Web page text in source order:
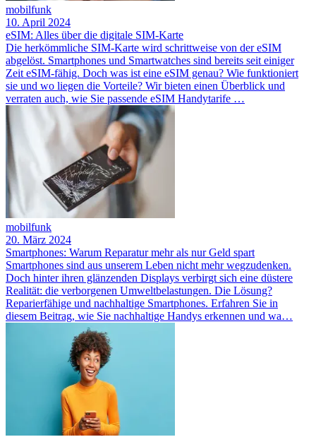
mobilfunk
10. April 2024
eSIM: Alles über die digitale SIM-Karte
Die herkömmliche SIM-Karte wird schrittweise von der eSIM
abgelöst. Smartphones und Smartwatches sind bereits seit einiger
Zeit eSIM-fähig. Doch was ist eine eSIM genau? Wie funktioniert
sie und wo liegen die Vorteile? Wir bieten einen Überblick und
verraten auch, wie Sie passende eSIM Handytarife …
mobilfunk
20. März 2024
Smartphones: Warum Reparatur mehr als nur Geld spart
Smartphones sind aus unserem Leben nicht mehr wegzudenken.
Doch hinter ihren glänzenden Displays verbirgt sich eine düstere
Realität: die verborgenen Umweltbelastungen. Die Lösung?
Reparierfähige und nachhaltige Smartphones. Erfahren Sie in
diesem Beitrag, wie Sie nachhaltige Handys erkennen und wa…